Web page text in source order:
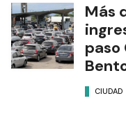
Más
paso
CIUDAD